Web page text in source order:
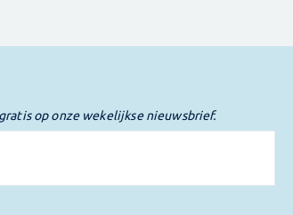
op onze wekelijkse nieuwsbrief.